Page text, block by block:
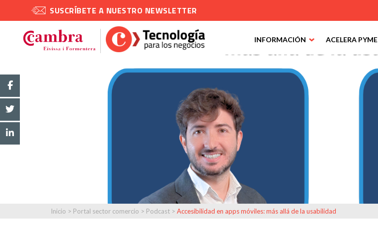
SUSCRÍBETE A NUESTRO NEWSLETTER
INFORMACIÓN ACELERA PYME
Inicio > Portal sector comercio > Podcast > Accesibilidad en apps móviles: más allá de la usabilidad